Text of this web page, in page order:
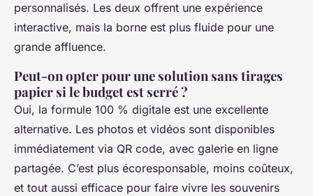
personnalisés. Les deux offrent une expérience
interactive, mais la borne est plus fluide pour une
grande affluence.
Peut-on opter pour une solution sans tirages
papier si le budget est serré ?
Oui, la formule 100 % digitale est une excellente
alternative. Les photos et vidéos sont disponibles
immédiatement via QR code, avec galerie en ligne
partagée. C’est plus écoresponsable, moins coûteux,
et tout aussi efficace pour faire vivre les souvenirs